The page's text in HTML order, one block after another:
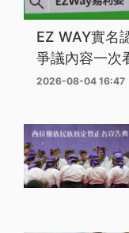
EZ WAY實名
爭議內容一次
2026-08-04 16:47